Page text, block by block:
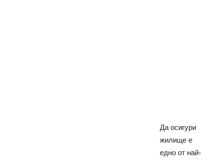
Да осигури
жилище е
едно от най-